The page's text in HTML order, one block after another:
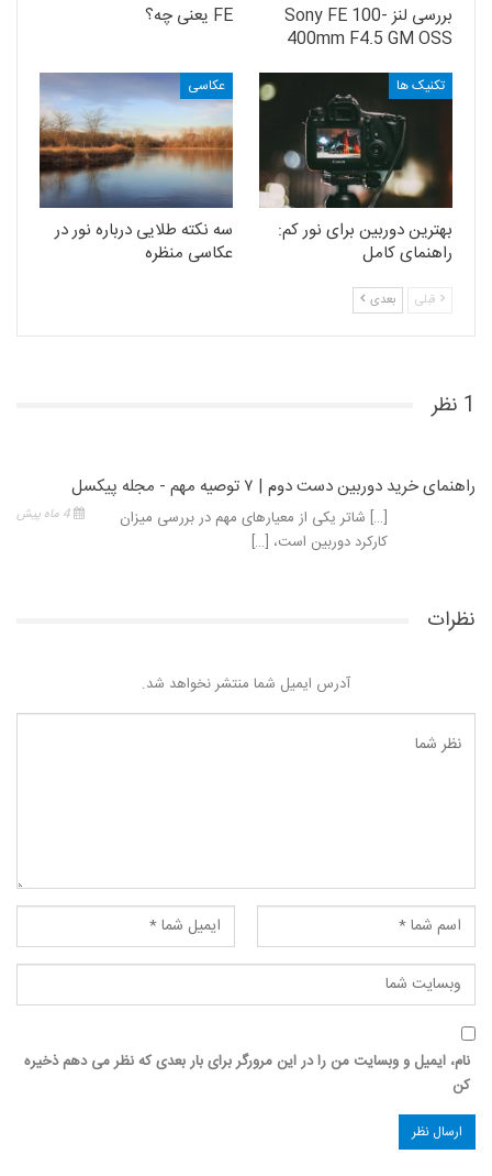
بررسی لنز Sony FE 100-
400mm F4.5 GM OSS
FE یعنی چه؟
تکنیک ها
بهترین دوربین برای نور کم:
راهنمای کامل
عکاسی
سه نکته طلایی درباره‌ نور در
عکاسی منظره
قبلی بعدی
1 نظر
راهنمای خرید دوربین دست دوم | ۷ توصیه مهم - مجله پیکسل
[…] شاتر یکی از معیارهای مهم در بررسی میزان
کارکرد دوربین است، […]
نظرات
آدرس ایمیل شما منتشر نخواهد شد.
نام، ایمیل و وبسایت من را در این مرورگر برای بار بعدی که نظر می دهم ذخیره
کن